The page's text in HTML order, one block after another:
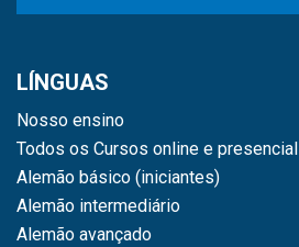
LÍNGUAS
Nosso ensino
Todos os Cursos online e presencial
Alemão básico (iniciantes)
Alemão intermediário
Alemão avançado